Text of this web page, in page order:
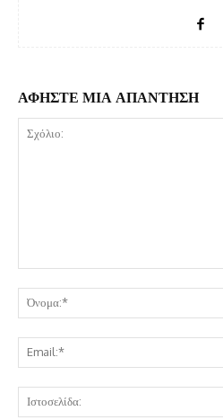
ΑΦΗΣΤΕ ΜΙΑ ΑΠΑΝΤΗΣΗ